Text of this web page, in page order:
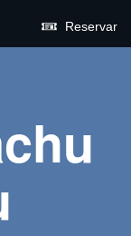
Reservar